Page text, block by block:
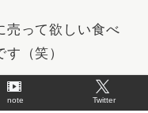
売って欲しい食べ
（笑）
いましたが、また
note Twitter